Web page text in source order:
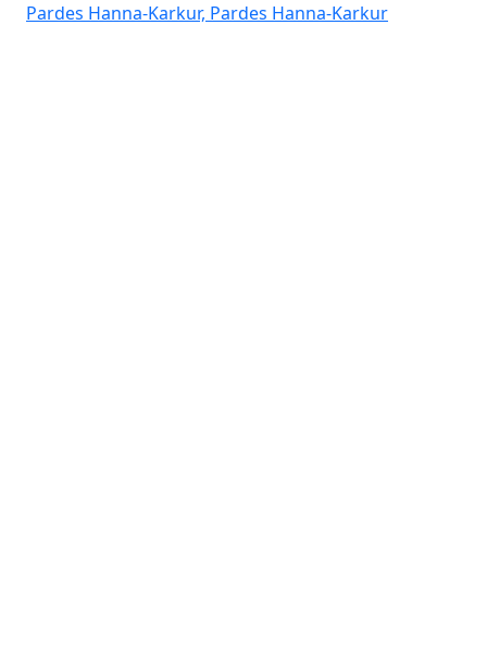
Pardes Hanna-Karkur, Pardes Hanna-Karkur